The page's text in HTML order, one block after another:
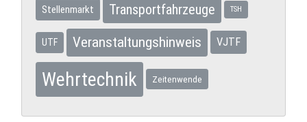
Stellenmarkt Transportfahrzeuge TSH
UTF Veranstaltungshinweis VJTF
Wehrtechnik Zeitenwende